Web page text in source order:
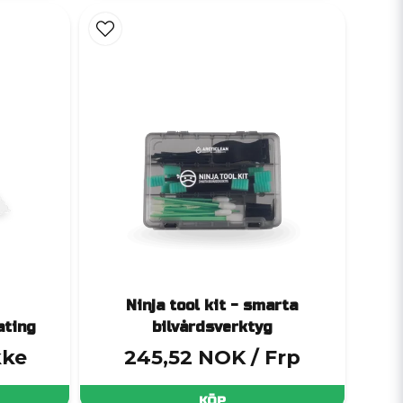
till
Ninja tool kit - smarta
bilvårdsverktyg
245,52 NOK / Frp